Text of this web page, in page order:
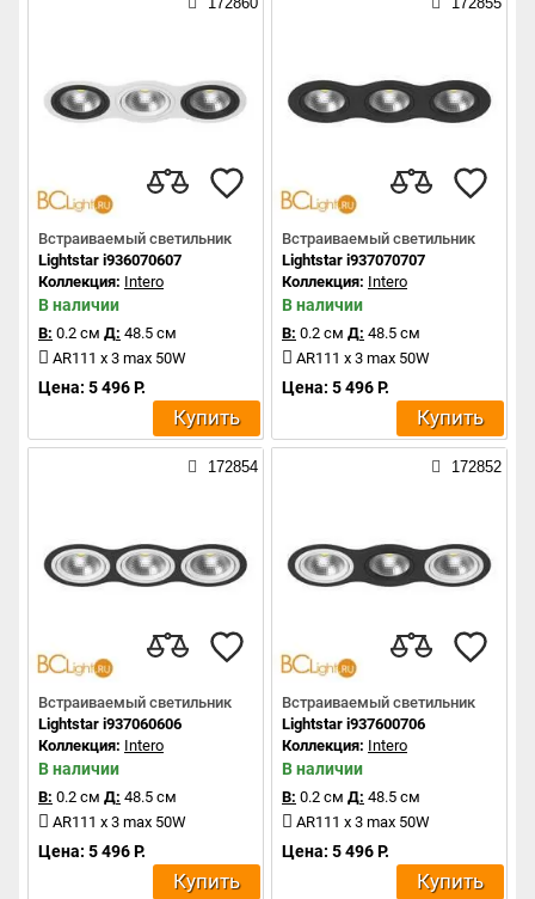
Встраиваемый светильник
Lightstar i936070607
Коллекция: Intero
В наличии
В: 0.2 см Д: 48.5 см
AR111 x 3 max 50W
Цена: 5 496 Р.
Купить
Встраиваемый светильник
Lightstar i937070707
Коллекция: Intero
В наличии
В: 0.2 см Д: 48.5 см
AR111 x 3 max 50W
Цена: 5 496 Р.
Купить
172854
Встраиваемый светильник
Lightstar i937060606
Коллекция: Intero
В наличии
В: 0.2 см Д: 48.5 см
AR111 x 3 max 50W
Цена: 5 496 Р.
Купить
172852
Встраиваемый светильник
Lightstar i937600706
Коллекция: Intero
В наличии
В: 0.2 см Д: 48.5 см
AR111 x 3 max 50W
Цена: 5 496 Р.
Купить